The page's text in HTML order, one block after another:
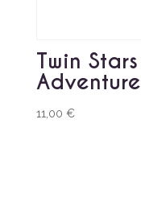
Twin Stars
Adventure
11,00 €